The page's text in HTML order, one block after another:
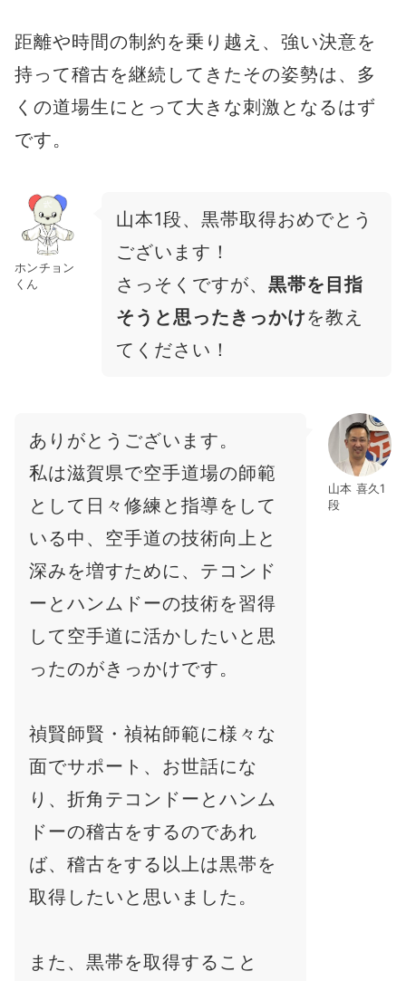
距離や時間の制約を乗り越え、強い決意を
持って稽古を継続してきたその姿勢は、多
くの道場生にとって大きな刺激となるはず
です。
ホンチョン
くん
山本1段、黒帯取得おめでとう
ございます！
さっそくですが、 黒帯を目指
そうと思ったきっかけを教え
てください！
山本 喜久1
段
ありがとうございます。
私は滋賀県で空手道場の師範
として日々修練と指導をして
いる中、空手道の技術向上と
深みを増すために、テコンド
ーとハンムドーの技術を習得
して空手道に活かしたいと思
ったのがきっかけです。
禎賢師賢・禎祐師範に様々な
面でサポート、お世話にな
り、折角テコンドーとハンム
ドーの稽古をするのであれ
ば、稽古をする以上は黒帯を
取得したいと思いました。
また、黒帯を取得すること